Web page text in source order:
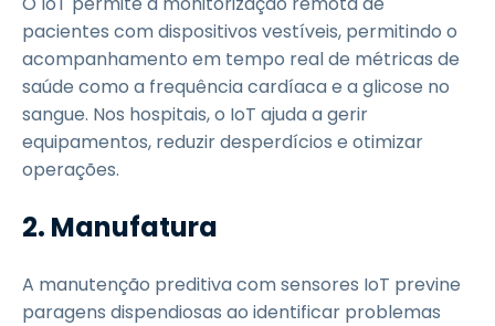
pacientes com dispositivos vestíveis, permitindo o
acompanhamento em tempo real de métricas de
saúde como a frequência cardíaca e a glicose no
sangue. Nos hospitais, o IoT ajuda a gerir
equipamentos, reduzir desperdícios e otimizar
operações.
2. Manufatura
A manutenção preditiva com sensores IoT previne
paragens dispendiosas ao identificar problemas